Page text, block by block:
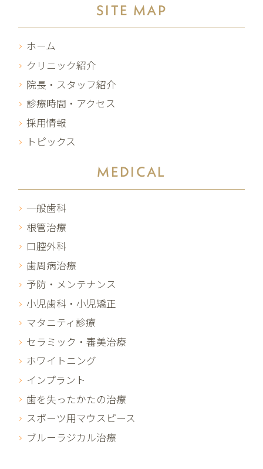
SITE MAP
ホーム
クリニック紹介
院長・スタッフ紹介
診療時間・アクセス
採用情報
トピックス
MEDICAL
一般歯科
根管治療
口腔外科
歯周病治療
予防・メンテナンス
小児歯科・小児矯正
マタニティ診療
セラミック・審美治療
ホワイトニング
インプラント
歯を失ったかたの治療
スポーツ用マウスピース
ブルーラジカル治療